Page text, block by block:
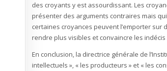
des croyants y est assourdissant. Les
présenter des arguments contraires mais
certaines croyances peuvent l’emporter sur
rendre plus visibles et convaincre les indécis
En conclusion, la directrice générale de
intellectuels », « les producteurs » et « les